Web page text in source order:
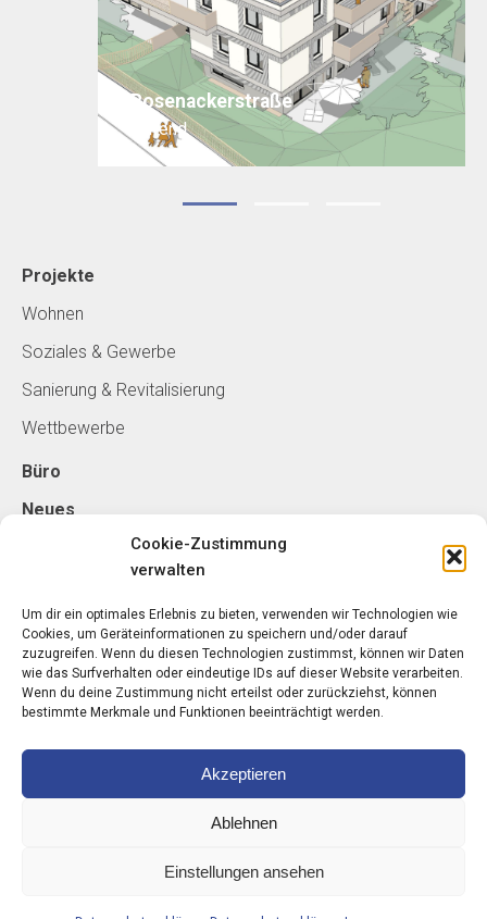
Cookie-Zustimmung
verwalten
Um dir ein optimales Erlebnis zu bieten, verwenden wir Technologien wie
Cookies, um Geräteinformationen zu speichern und/oder darauf
zuzugreifen. Wenn du diesen Technologien zustimmst, können wir Daten
wie das Surfverhalten oder eindeutige IDs auf dieser Website verarbeiten.
Wenn du deine Zustimmung nicht erteilst oder zurückziehst, können
bestimmte Merkmale und Funktionen beeinträchtigt werden.
Akzeptieren
Ablehnen
Einstellungen ansehen
Rosenackerstraße
laufend
Projekte
Wohnen
Soziales & Gewerbe
Sanierung & Revitalisierung
Wettbewerbe
Büro
Neues
schorn - architektur ZT GmbH
Belgradplatz 5/5
1100 Wien
arch-schorn.com
schorn – architektur ZT GmbH |
Datenschutzerklärung